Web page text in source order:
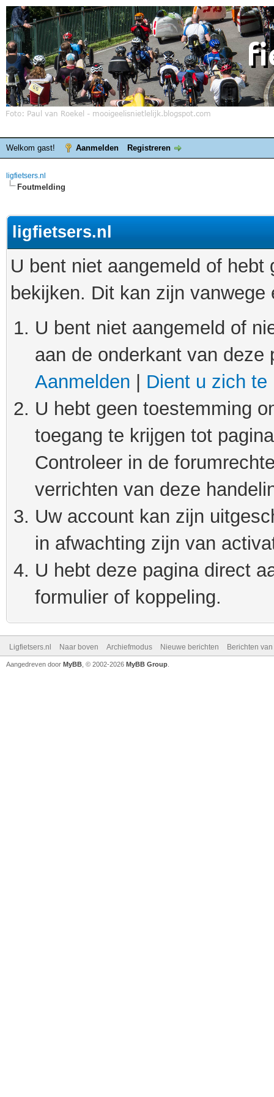
Welkom gast! Aanmelden Registreren
ligfietsers.nl
Foutmelding
ligfietsers.nl
U bent niet aangemeld of
bekijken. Dit kan zijn
U bent niet aangemeld of
aan de onderkant van
Aanmelden
Dient u zich te
U hebt geen toestemming
toegang te krijgen tot
Controleer in de
verrichten van deze
Uw account kan zijn
in afwachting zijn van
U hebt deze pagina direct
formulier of koppeling.
Ligfietsers.nl Naar boven Archiefmodus Nieuwe berichten Berichten
Aangedreven door MyBB , © 2002-2026 MyBB Group